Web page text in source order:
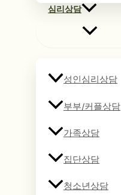
심리상담
성인심리상담
부부/커플상담
가족상담
집단상담
청소년상담